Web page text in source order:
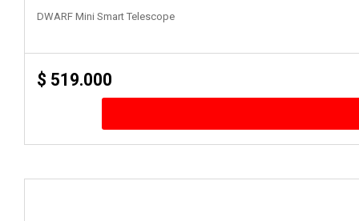
DWARF Mini Smart Telescope
$ 519.000